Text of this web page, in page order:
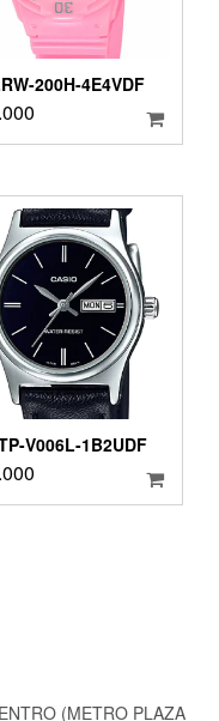
200H-4E4VDF
V006L-1B2UDF
(METRO PLAZA